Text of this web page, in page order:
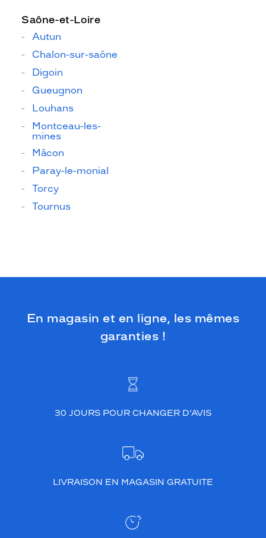
Saône-et-Loire
Autun
Chalon-sur-saône
Digoin
Gueugnon
Louhans
Montceau-les-
mines
Mâcon
Paray-le-monial
Torcy
Tournus
En magasin et en ligne, les mêmes
garanties !
30 JOURS POUR CHANGER D’AVIS
LIVRAISON EN MAGASIN GRATUITE